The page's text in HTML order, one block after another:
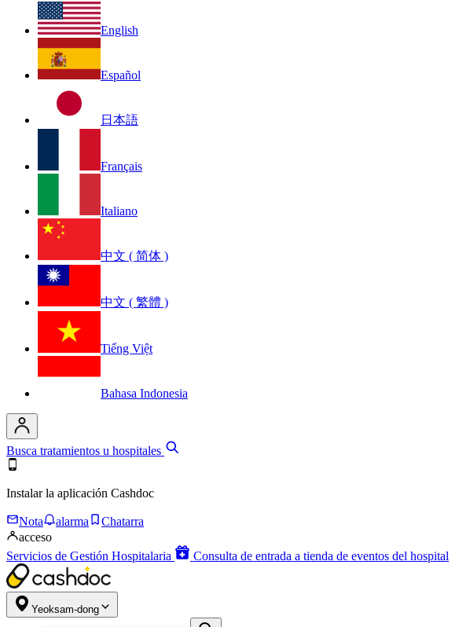
English
Español
日本語
Français
Italiano
中文 ( 简体 )
中文 ( 繁體 )
Tiếng Việt
Bahasa Indonesia
Busca tratamientos u hospitales
Instalar la aplicación Cashdoc
Nota alarma
Chatarra
acceso
Servicios de Gestión Hospitalaria
Consulta de entrada a tienda de eventos del hospital
Yeoksam-dong